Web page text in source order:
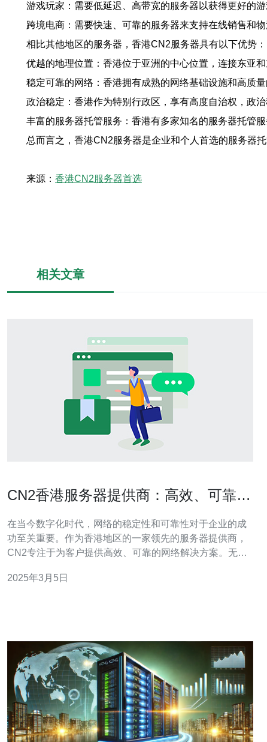
游戏玩家：需要低延迟、高带宽的服务器以获得更好的游
跨境电商：需要快速、可靠的服务器来支持在线销售和物
相比其他地区的服务器，香港CN2服务器具有以下优势：
优越的地理位置：香港位于亚洲的中心位置，连接东亚
稳定可靠的网络：香港拥有成熟的网络基础设施和高质
政治稳定：香港作为特别行政区，享有高度自治权，政治
丰富的服务器托管服务：香港有多家知名的服务器托管
总而言之，香港CN2服务器是企业和个人首选的服务器
来源： 香港CN2服务器首选
相关文章
CN2香港服务器提供商：高效、可靠的
在当今数字化时代，网络的稳定性和可靠性对于企业的成
功至关重要。作为香港地区的一家领先的服务器提供商，
CN2专注于为客户提供高效、可靠的网络解决方案。无论
供最佳的服务器托管服务。 CN2香港服务器提供商提供的
2025年3月5日